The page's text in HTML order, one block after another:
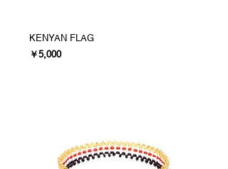
KENYAN FLAG
価格
￥5,000